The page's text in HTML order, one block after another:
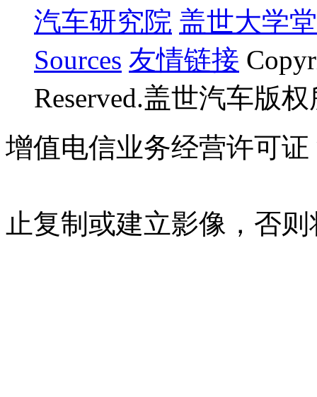
汽车研究院 盖世大学堂
Sources 友情链接
Reserved.盖世汽车版
增值电信业务经营许可证
止复制或建立影像，否